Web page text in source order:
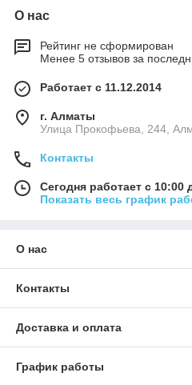
О нас
Рейтинг не сформирован
Менее 5 отзывов за
Работает с 11.12.2014
г. Алматы
​Улица Прокофьева, 244,
Контакты
Сегодня работает с 10:00
Показать весь график
О нас
Контакты
Доставка и оплата
График работы